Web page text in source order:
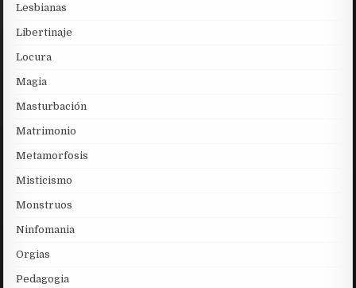
Lesbianas
Libertinaje
Locura
Magia
Masturbación
Matrimonio
Metamorfosis
Misticismo
Monstruos
Ninfomania
Orgias
Pedagogia